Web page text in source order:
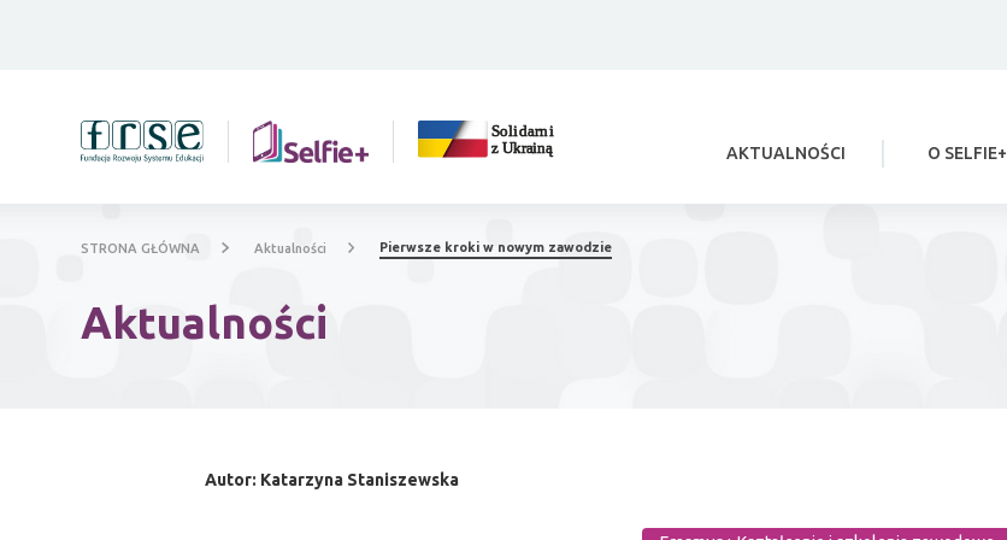
AKTUALNOŚCI
O SELFIE+
STRONA GŁÓWNA Aktualności Pierwsze kroki w nowym zawodzie
Aktualności
Autor: Katarzyna Staniszewska